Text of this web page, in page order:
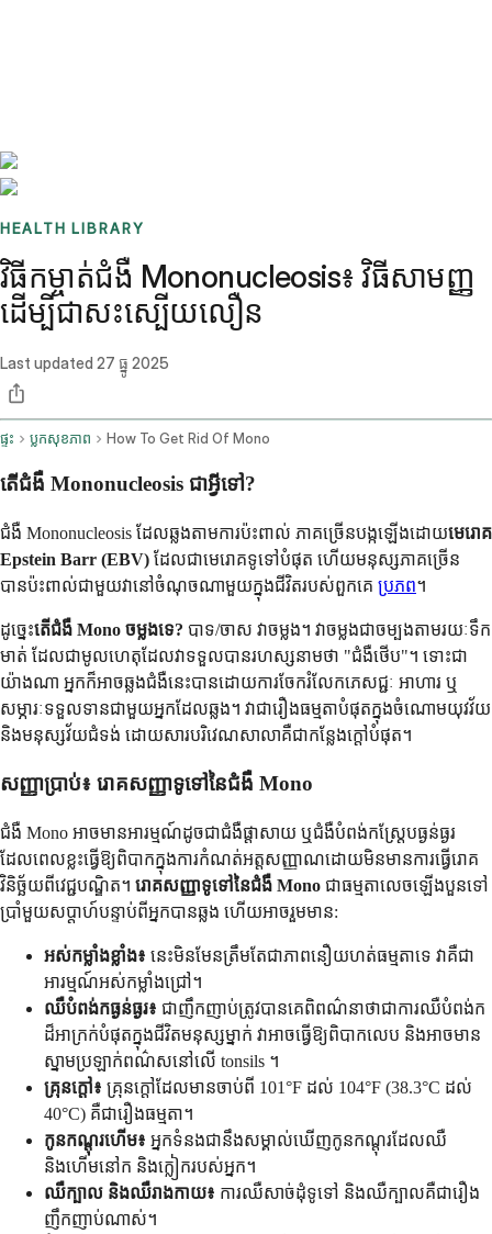
HEALTH LIBRARY
វិធីកម្ចាត់ជំងឺ Mononucleosis៖ វិធីសាមញ្ញ
ដើម្បីជាសះស្បើយលឿន
Last updated 27 ធ្នូ 2025
ផ្ទះ ប្លុកសុខភាព How To Get Rid Of Mono
តើជំងឺ Mononucleosis ជាអ្វីទៅ?
ជំងឺ Mononucleosis ដែលឆ្លងតាមការប៉ះពាល់ ភាគច្រើនបង្កឡើងដោយមេរោគ
Epstein Barr (EBV) ដែលជាមេរោគទូទៅបំផុត ហើយមនុស្សភាគច្រើន
បានប៉ះពាល់ជាមួយវានៅចំណុចណាមួយក្នុងជីវិតរបស់ពួកគេ ប្រភព។
ដូច្នេះតើជំងឺ Mono ចម្លងទេ? បាទ/ចាស វាចម្លង។ វាចម្លងជាចម្បងតាមរយៈទឹក
មាត់ ដែលជាមូលហេតុដែលវាទទួលបានរហស្សនាមថា "ជំងឺថើប"។ ទោះជា
យ៉ាងណា អ្នកក៏អាចឆ្លងជំងឺនេះបានដោយការចែករំលែកភេសជ្ជៈ អាហារ ឬ
សម្ភារៈទទួលទានជាមួយអ្នកដែលឆ្លង។ វាជារឿងធម្មតាបំផុតក្នុងចំណោមយុវវ័យ
និងមនុស្សវ័យជំទង់ ដោយសារបរិវេណសាលាគឺជាកន្លែងក្តៅបំផុត។
សញ្ញាប្រាប់៖ រោគសញ្ញាទូទៅនៃជំងឺ Mono
ជំងឺ Mono អាចមានអារម្មណ៍ដូចជាជំងឺផ្តាសាយ ឬជំងឺបំពង់កស្ត្រែបធ្ងន់ធ្ងរ
ដែលពេលខ្លះធ្វើឱ្យពិបាកក្នុងការកំណត់អត្តសញ្ញាណដោយមិនមានការធ្វើរោគ
វិនិច្ឆ័យពីវេជ្ជបណ្ឌិត។ រោគសញ្ញាទូទៅនៃជំងឺ Mono ជាធម្មតាលេចឡើងបួនទៅ
ប្រាំមួយសប្តាហ៍បន្ទាប់ពីអ្នកបានឆ្លង ហើយអាចរួមមាន:
អស់កម្លាំងខ្លាំង៖ នេះមិនមែនត្រឹមតែជាភាពនឿយហត់ធម្មតាទេ វាគឺជា
អារម្មណ៍អស់កម្លាំងជ្រៅ។
ឈឺបំពង់កធ្ងន់ធ្ងរ៖ ជាញឹកញាប់ត្រូវបានគេពិពណ៌នាថាជាការឈឺបំពង់ក
ដ៏អាក្រក់បំផុតក្នុងជីវិតមនុស្សម្នាក់ វាអាចធ្វើឱ្យពិបាកលេប និងអាចមាន
ស្នាមប្រឡាក់ពណ៌សនៅលើ tonsils ។
គ្រុនក្តៅ៖ គ្រុនក្តៅដែលមានចាប់ពី 101°F ដល់ 104°F (38.3°C ដល់
40°C) គឺជារឿងធម្មតា។
កូនកណ្តុរហើម៖ អ្នកទំនងជានឹងសម្គាល់ឃើញកូនកណ្តុរដែលឈឺ
និងហើមនៅក និងក្លៀករបស់អ្នក។
ឈឺក្បាល និងឈឺរាងកាយ៖ ការឈឺសាច់ដុំទូទៅ និងឈឺក្បាលគឺជារឿង
ញឹកញាប់ណាស់។